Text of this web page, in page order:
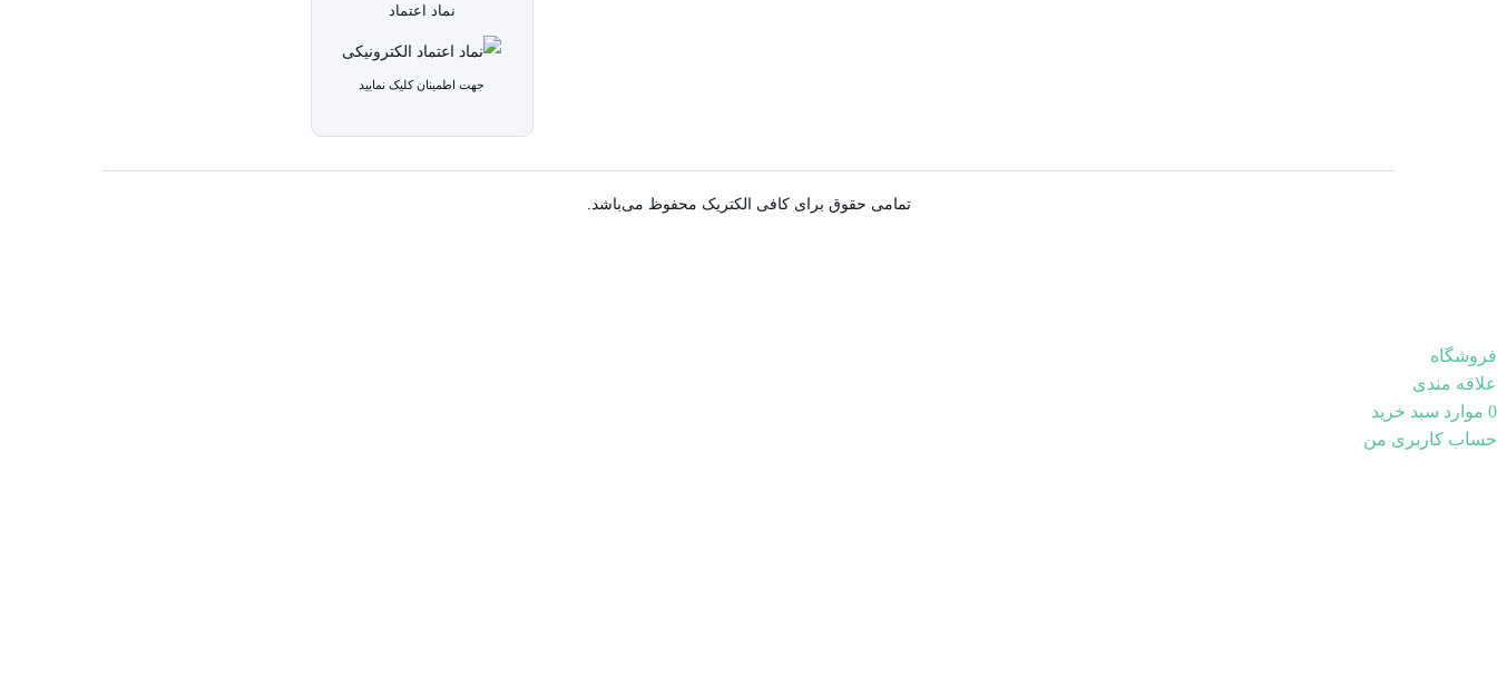
نماد اعتماد
جهت اطمینان کلیک نمایید
تمامی حقوق برای کافی الکتریک محفوظ می‌باشد.
فروشگاه
علاقه مندی
0 موارد سبد خرید
حساب کاربری من